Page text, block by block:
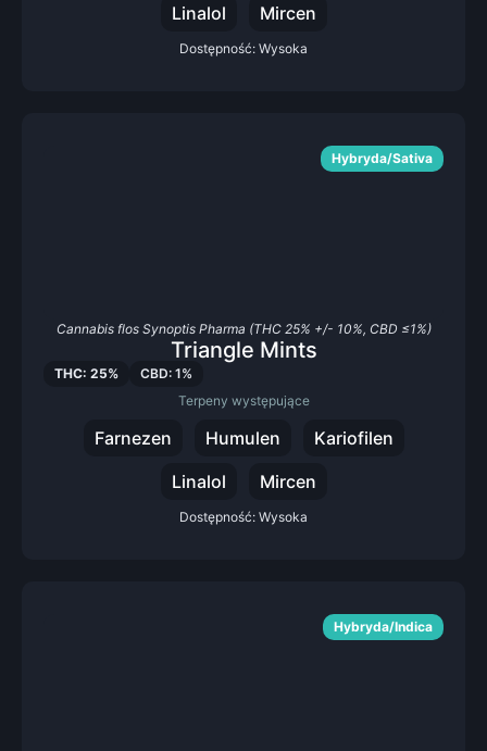
Linalol
Mircen
Dostępność: Wysoka
Hybryda/Sativa
Cannabis flos Synoptis Pharma (THC 25% +/- 10%, CBD ≤1%)
Triangle Mints
THC: 25%
CBD: 1%
Terpeny występujące
Farnezen Humulen
Kariofilen
Linalol
Mircen
Dostępność: Wysoka
Hybryda/Indica